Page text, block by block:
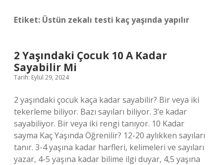
Etiket: Üstün zekalı testi kaç yaşında yapılır
2 Yaşındaki Çocuk 10 A Kadar
Sayabilir Mi
Tarih: Eylül 29, 2024
2 yaşındaki çocuk kaça kadar sayabilir? Bir veya iki
tekerleme biliyor. Bazı sayıları biliyor. 3’e kadar
sayabiliyor. Bir veya iki rengi tanıyor. 10 Kadar
sayma Kaç Yaşında Öğrenilir? 12-20 aylıkken sayıları
tanır. 3-4 yaşına kadar harfleri, kelimeleri ve sayıları
yazar, 4-5 yaşına kadar bilime ilgi duyar, 4,5 yaşına